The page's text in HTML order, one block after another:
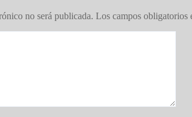
no será publicada. Los campos obligatorios